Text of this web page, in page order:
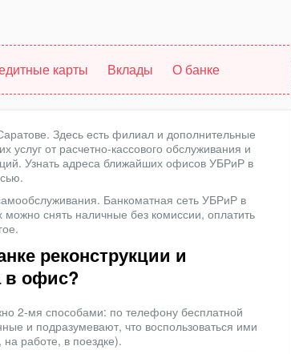
карты Вклады О банке
Здесь есть филиал и дополнительные
от расчетно-кассового обслуживания и
Узнать адреса ближайших офисов УБРиР в
Банкоматная сеть УБРиР в
снять наличные без комиссии, оплатить
реконструкции и
в офис?
2-мя способами: по телефону бесплатной
и подразумевают, что воспользоваться ими
работе, в поездке).